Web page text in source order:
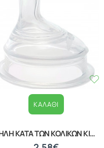
ΒΡΕΦΙΚΑ ΚΟΥΤΑΛΑΚΙΑ ΕΚΜΑΘΗΣΗΣ ΣΕΤ 2 ΤΕΜΑΧΙΩΝ LORELLI 10230480002
ΚΑΛΆΘΙ